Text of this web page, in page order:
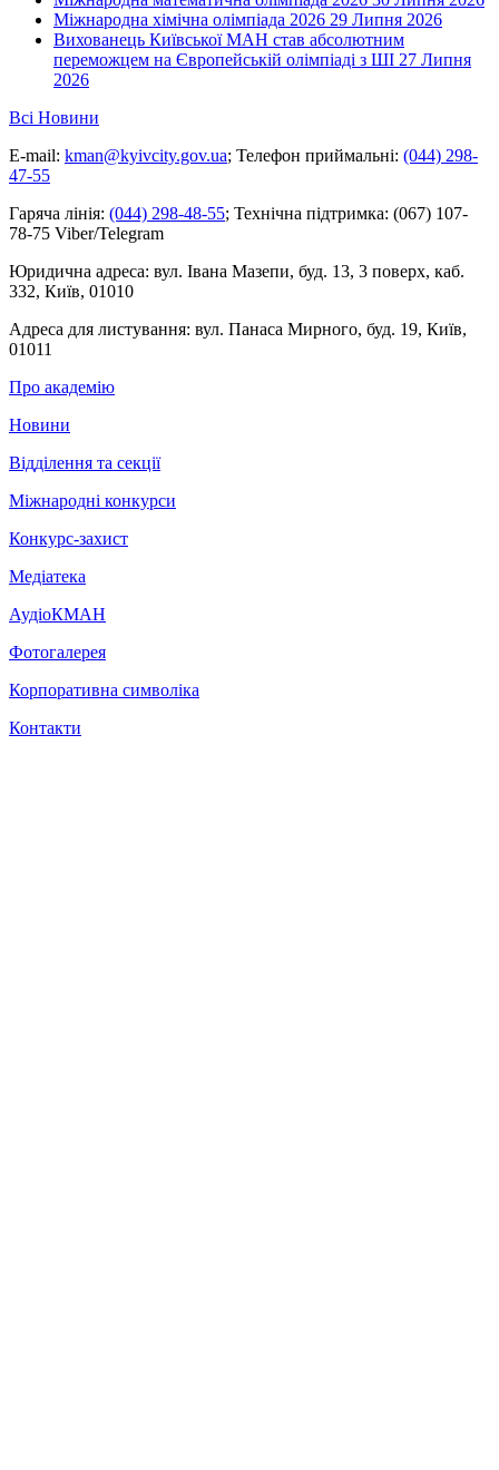
Міжнародна хімічна олімпіада 2026 29 Липня 2026
Вихованець Київської МАН став абсолютним
переможцем на Європейській олімпіаді з ШІ 27 Липня
2026
Всі Новини
E-mail: kman@kyivcity.gov.ua; Телефон приймальні: (044) 298-
47-55
Гаряча лінія: (044) 298-48-55; Технічна підтримка: (067) 107-
78-75 Viber/Telegram
Юридична адреса: вул. Івана Мазепи, буд. 13, 3 поверх, каб.
332, Київ, 01010
Адреса для листування: вул. Панаса Мирного, буд. 19, Київ,
01011
Про академію
Новини
Відділення та секції
Міжнародні конкурси
Конкурс-захист
Медіатека
АудіоКМАН
Фотогалерея
Корпоративна символіка
Контакти